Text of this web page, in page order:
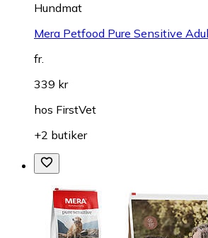
Hundmat
Mera Petfood Pure Sensitive
fr.
339 kr
hos FirstVet
+2 butiker